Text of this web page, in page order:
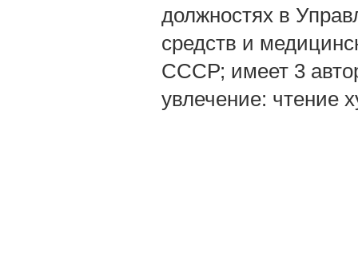
должностях в
средств и
СССР; имеет 3
увлечение: чтение